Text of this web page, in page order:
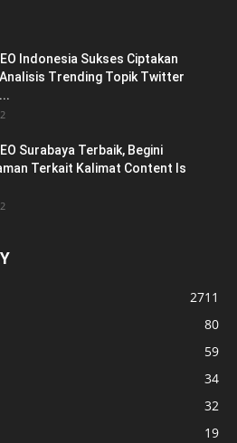
Indonesia Sukses Ciptakan
Trending Topik Twitter
Surabaya Terbaik, Begini
Terkait Kalimat Content Is
2711
80
59
34
32
19